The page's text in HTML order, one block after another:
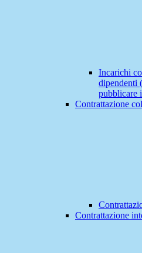
Incarichi
dipendenti
pubblicare
Contrattazione
Contrattazione